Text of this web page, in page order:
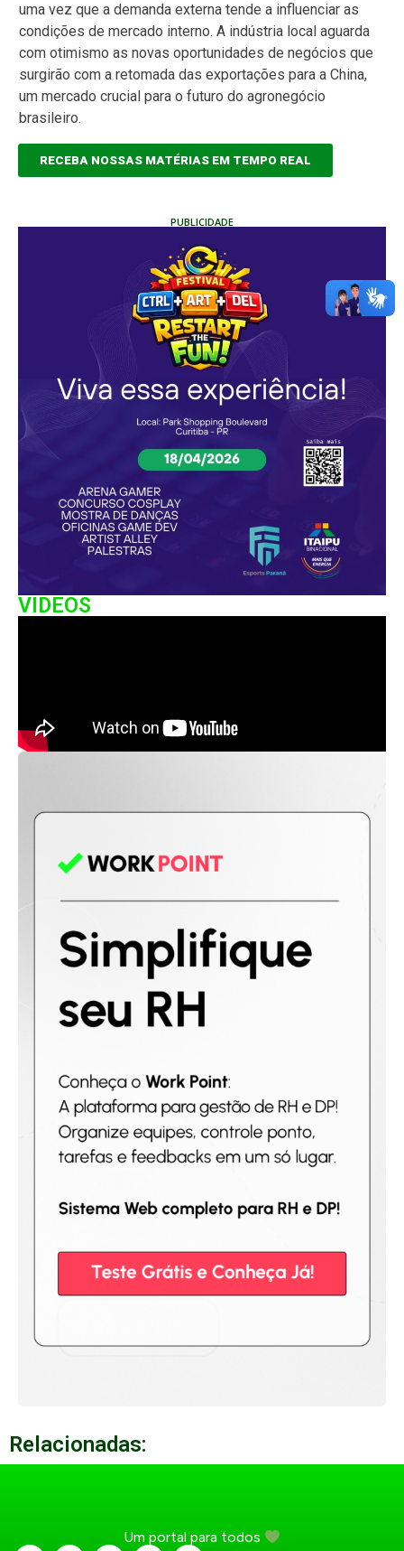
uma vez que a demanda externa tende a influenciar as
condições de mercado interno. A indústria local aguarda
com otimismo as novas oportunidades de negócios que
surgirão com a retomada das exportações para a China,
um mercado crucial para o futuro do agronegócio
brasileiro.
RECEBA NOSSAS MATÉRIAS EM TEMPO REAL
PUBLICIDADE
VIDEOS
Relacionadas:
Um portal para todos